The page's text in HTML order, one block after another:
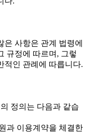
은 사항은 관계 법령에
규정에 따르며, 그렇
적인 관례에 따릅니다.
정의는 다음과 같습
과 이용계약을 체결한